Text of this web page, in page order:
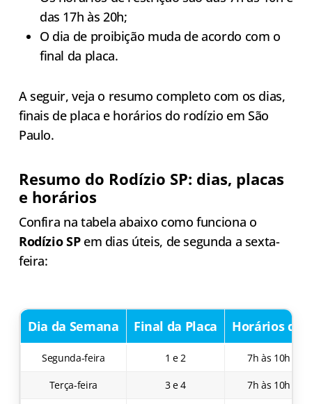
das 17h às 20h;
O dia de proibição muda de acordo com o
final da placa.
A seguir, veja o resumo completo com os dias,
finais de placa e horários do rodízio em São
Paulo.
Resumo do Rodízio SP: dias, placas
e horários
Confira na tabela abaixo como funciona o
Rodízio SPem dias úteis, de segunda a sexta-
feira:
Dia da Semana Final da Placa Horários de
Segunda-feira 1 e 2 7h às 10h /
Terça-feira 3 e 4 7h às 10h /